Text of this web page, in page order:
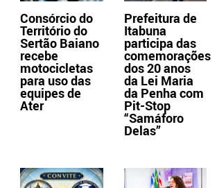
Consórcio do
Território do
Sertão Baiano
recebe
motocicletas
para uso das
equipes de
Ater
Prefeitura de
Itabuna
participa das
comemorações
dos 20 anos
da Lei Maria
da Penha com
Pit-Stop
“Samáforo
Delas”